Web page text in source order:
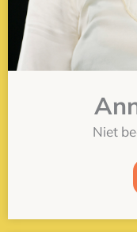
Niet